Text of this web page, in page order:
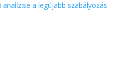
a legújabb szabályozás